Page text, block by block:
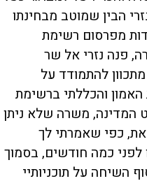
הבין שמוטב מבחינתו
מפרסום רשימת
פנה נזרי אל שר
להתמודד על
והכללתי ברשימת
המדינה, משרה שלא ניתן
כפי שאמרתי לך
כמה חודשים, בסמוך
השיחה על תוכניותיי